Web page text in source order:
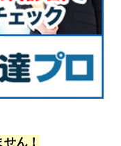
ん！